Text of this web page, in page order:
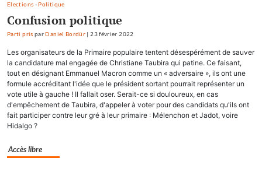
Elections - Politique
Confusion politique
Parti pris parDaniel Bordür |23 février 2022
Les organisateurs de la Primaire populaire tentent désespérément de sauver
la candidature mal engagée de Christiane Taubira qui patine. Ce faisant,
tout en désignant Emmanuel Macron comme un « adversaire », ils ont une
formule accréditant l'idée que le président sortant pourrait représenter un
vote utile à gauche ! Il fallait oser. Serait-ce si douloureux, en cas
d'empêchement de Taubira, d'appeler à voter pour des candidats qu'ils ont
fait participer contre leur gré à leur primaire : Mélenchon et Jadot, voire
Hidalgo ?
Accès libre